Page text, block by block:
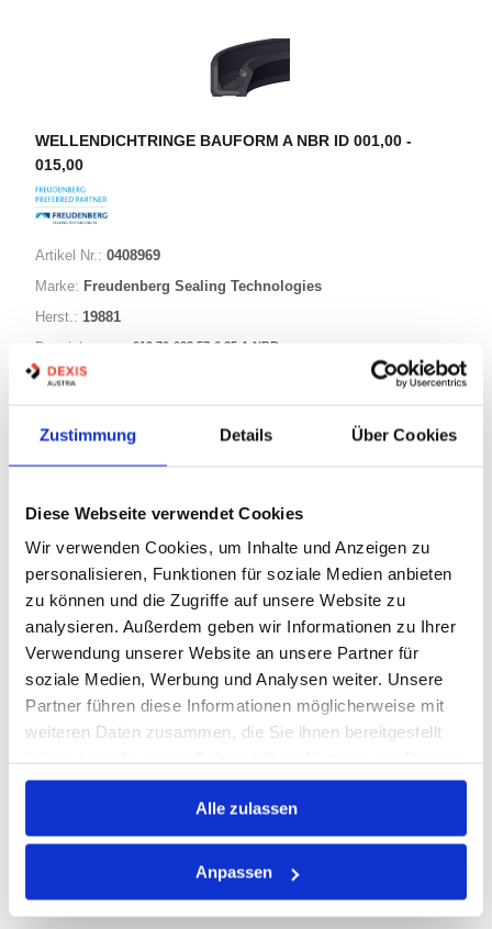
Zustimmung Details Über Cookies
Diese Webseite verwendet Cookies
Wir verwenden Cookies, um Inhalte und Anzeigen zu
personalisieren, Funktionen für soziale Medien anbieten
zu können und die Zugriffe auf unsere Website zu
analysieren. Außerdem geben wir Informationen zu Ihrer
Verwendung unserer Website an unsere Partner für
soziale Medien, Werbung und Analysen weiter. Unsere
Partner führen diese Informationen möglicherweise mit
weiteren Daten zusammen, die Sie ihnen bereitgestellt
gesammelt haben.
Alle zulassen
Anpassen
WELLENDICHTRINGE BAUFORM A NBR ID 001,00 -
015,00
Artikel Nr.: 0408969
Marke: Freudenberg Sealing Technologies
Herst.: 19881
Bezeichnung:
012,70-028,57-6,35 A NBR
Innen Ø:
Bauform: A
125 Varianten
STK Warenkorb
Nicht auf Lager
VARIANTEN